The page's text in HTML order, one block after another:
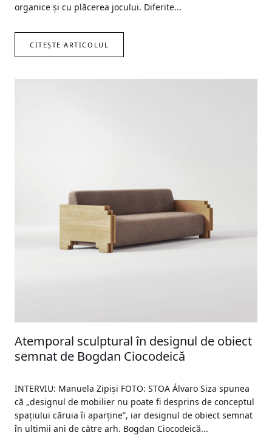
organice și cu plăcerea jocului. Diferite...
CITEȘTE ARTICOLUL
Atemporal sculptural în designul de obiect
semnat de Bogdan Ciocodeică
INTERVIU: Manuela Zipiși FOTO: STOA Álvaro Siza spunea
că „designul de mobilier nu poate fi desprins de conceptul
spațiului căruia îi aparține”, iar designul de obiect semnat
în ultimii ani de către arh. Bogdan Ciocodeică...